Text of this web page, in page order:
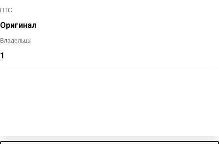
ПТС
Оригинал
Владельцы
1